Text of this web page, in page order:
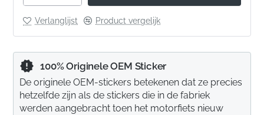
Verlanglijst Product vergelijk
100% Originele OEM Sticker
De originele OEM-stickers betekenen dat ze precies
hetzelfde zijn als de stickers die in de fabriek
werden aangebracht toen het motorfiets nieuw